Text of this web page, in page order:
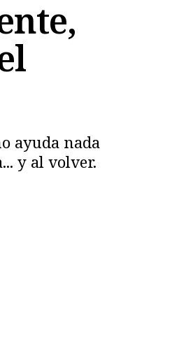
ayuda nada
y al volver.